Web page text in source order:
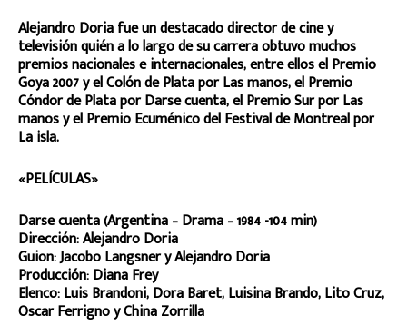
Alejandro Doria fue un destacado director de cine y
televisión quién a lo largo de su carrera obtuvo muchos
premios nacionales e internacionales, entre ellos el Premio
Goya 2007 y el Colón de Plata por Las manos, el Premio
Cóndor de Plata por Darse cuenta, el Premio Sur por Las
manos y el Premio Ecuménico del Festival de Montreal por
La isla.
«PELÍCULAS»
Darse cuenta (Argentina – Drama – 1984 -104 min)
Dirección: Alejandro Doria
Guion: Jacobo Langsner y Alejandro Doria
Producción: Diana Frey
Elenco: Luis Brandoni, Dora Baret, Luisina Brando, Lito Cruz,
Oscar Ferrigno y China Zorrilla